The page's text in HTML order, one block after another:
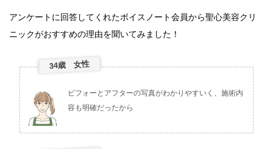
アンケートに回答してくれたボイスノート会員から聖心美容クリ
ニックがおすすめの理由を聞いてみました！
34歳 女性
ビフォーとアフターの写真がわかりやすいく、施術内
容も明確だったから